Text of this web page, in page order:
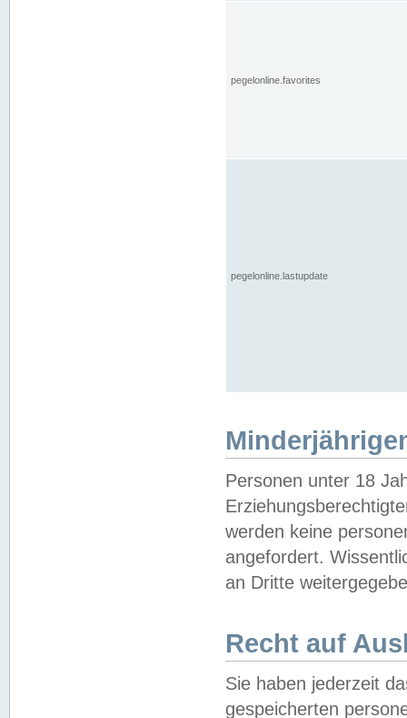
pegelonline.favorites
pegelonline.lastupdate
Personen unter 18
werden keine
angefordert.
an Dritte
Recht auf
Sie haben jederzeit
gespeicherten